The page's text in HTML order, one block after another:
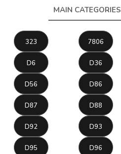
MAIN CATEGORIES
323 7806
D6 D36
D56 D86
D87 D88
D92 D93
D95 D96